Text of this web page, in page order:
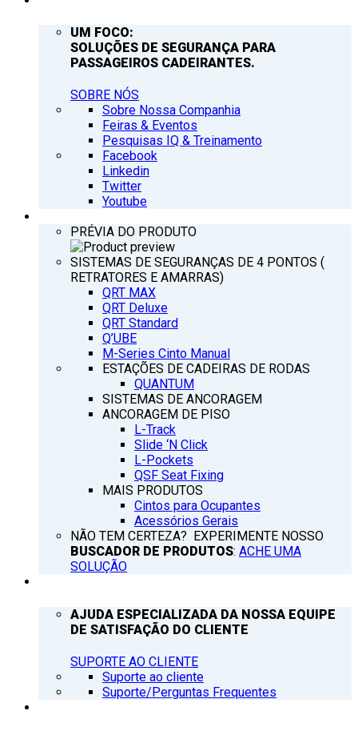
UM FOCO:
SOLUÇÕES DE SEGURANÇA PARA
PASSAGEIROS CADEIRANTES.
SOBRE NÓS
Sobre Nossa Companhia
Feiras & Eventos
Pesquisas IQ & Treinamento
Facebook
Linkedin
Twitter
Youtube
PRÉVIA DO PRODUTO
SISTEMAS DE SEGURANÇAS DE 4 PONTOS (
RETRATORES E AMARRAS)
QRT MAX
QRT Deluxe
QRT Standard
Q’UBE
M-Series Cinto Manual
ESTAÇÕES DE CADEIRAS DE RODAS
QUANTUM
SISTEMAS DE ANCORAGEM
ANCORAGEM DE PISO
L-Track
Slide ‘N Click
L-Pockets
QSF Seat Fixing
MAIS PRODUTOS
Cintos para Ocupantes
Acessórios Gerais
NÃO TEM CERTEZA? EXPERIMENTE NOSSO
BUSCADOR DE PRODUTOS: ACHE UMA
SOLUÇÃO
AJUDA ESPECIALIZADA DA NOSSA EQUIPE
DE SATISFAÇÃO DO CLIENTE
SUPORTE AO CLIENTE
Suporte ao cliente
Suporte/Perguntas Frequentes